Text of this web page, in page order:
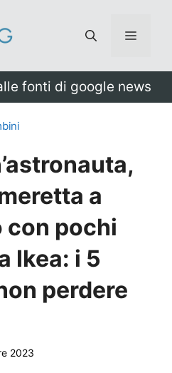
Menu
fonti di google news
a
con pochi
Ikea: i 5
perdere
2023